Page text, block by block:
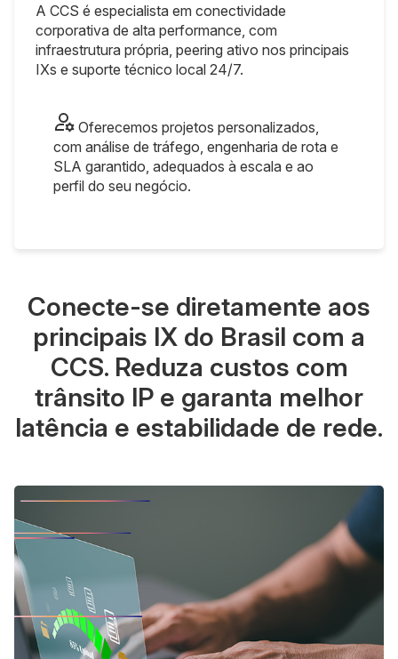
A CCS é especialista em conectividade
corporativa de alta performance, com
infraestrutura própria, peering ativo nos principais
IXs e suporte técnico local 24/7.
Oferecemos projetos personalizados,
com análise de tráfego, engenharia de rota e
SLA garantido, adequados à escala e ao
perfil do seu negócio.
Conecte-se diretamente aos
principais IX do Brasil com a
CCS. Reduza custos com
trânsito IP e garanta melhor
latência e estabilidade de rede.